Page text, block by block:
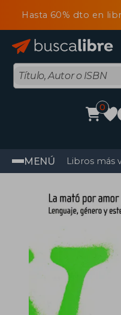
Hasta 60% dto en
0
MENÚ Libros más